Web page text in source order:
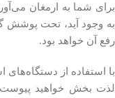
برای شما به ارمغان
به وجود آید، تحت پوشش
رفع آن خواهد بود.
با استفاده از
لذت بخش خواهید